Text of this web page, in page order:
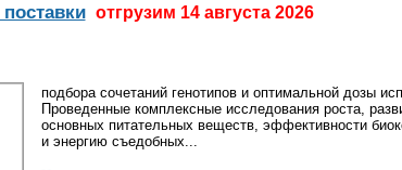
отгрузим 14 августа 2026
подбора сочетаний генотипов и оптимальной дозы
Проведенные комплексные исследования роста,
основных питательных веществ, эффективности
и энергию съедобных...